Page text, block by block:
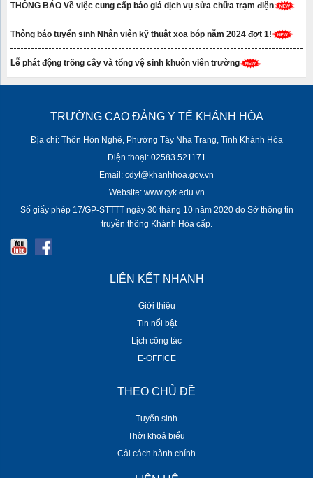
THÔNG BÁO Về việc cung cấp báo giá dịch vụ sửa chữa trạm điện
Thông báo tuyển sinh Nhân viên kỹ thuật xoa bóp năm 2024 đợt 1!
Lễ phát động trồng cây và tổng vệ sinh khuôn viên trường
TRƯỜNG CAO ĐẲNG Y TẾ KHÁNH HÒA
Địa chỉ: Thôn Hòn Nghê, Phường Tây Nha Trang, Tỉnh Khánh Hòa
Điện thoại: 02583.521171
Email: cdyt@khanhhoa.gov.vn
Website: www.cyk.edu.vn
Số giấy phép 17/GP-STTTT ngày 30 tháng 10 năm 2020 do Sở thông tin
truyền thông Khánh Hòa cấp.
LIÊN KẾT NHANH
Giới thiệu
Tin nổi bật
Lịch công tác
E-OFFICE
THEO CHỦ ĐỀ
Tuyển sinh
Thời khoá biểu
Cải cách hành chính